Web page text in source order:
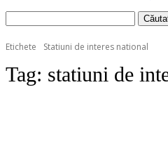
Etichete Statiuni de interes national
Tag: statiuni de